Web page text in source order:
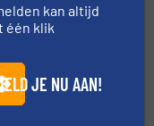
kan altijd
één klik
JE NU AAN!